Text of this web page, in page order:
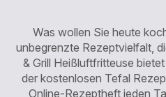
Was wollen Sie heute
unbegrenzte Rezeptvielfalt,
& Grill Heißluftfritteuse
der kostenlosen Tefal
Online-Rezeptheft jeden